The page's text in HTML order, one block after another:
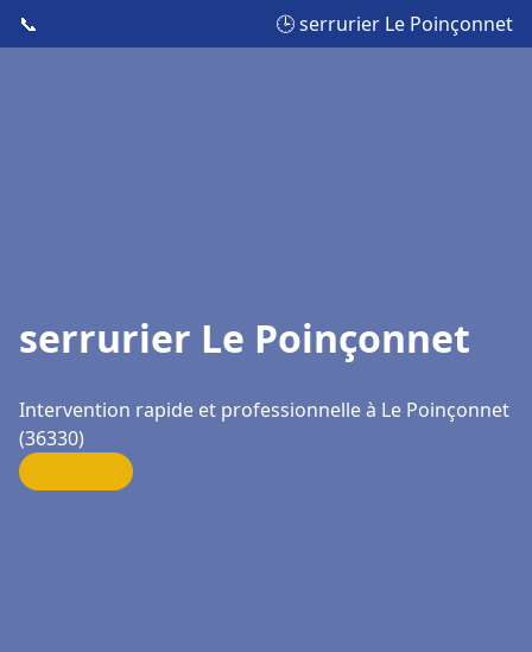
📞 🕒 serrurier Le Poinçonnet
serrurier Le Poinçonnet
Intervention rapide et professionnelle à Le Poinçonnet
(36330)